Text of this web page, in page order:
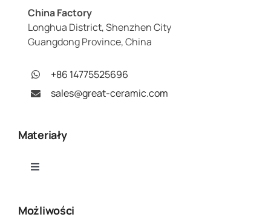
China Factory
Longhua District, Shenzhen City
Guangdong Province, China
+86 14775525696
sales@great-ceramic.com
Materiały
Toggle
Możliwości